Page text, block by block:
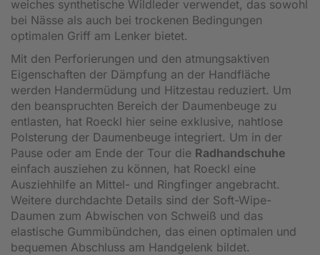
weiches synthetische Wildleder verwendet, das sowohl
bei Nässe als auch bei trockenen Bedingungen
optimalen Griff am Lenker bietet.
Mit den Perforierungen und den atmungsaktiven
Eigenschaften der Dämpfung an der Handfläche
werden Handermüdung und Hitzestau reduziert. Um
den beanspruchten Bereich der Daumenbeuge zu
entlasten, hat Roeckl hier seine exklusive, nahtlose
Polsterung der Daumenbeuge integriert. Um in der
Pause oder am Ende der Tour die Radhandschuhe
einfach ausziehen zu können, hat Roeckl eine
Ausziehhilfe an Mittel- und Ringfinger angebracht.
Weitere durchdachte Details sind der Soft-Wipe-
Daumen zum Abwischen von Schweiß und das
elastische Gummibündchen, das einen optimalen und
bequemen Abschluss am Handgelenk bildet.